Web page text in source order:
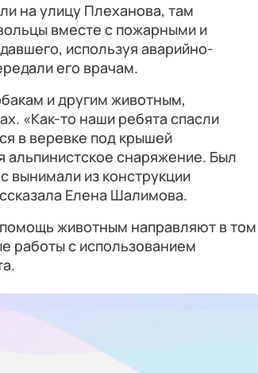
на улицу Плеханова, там
вместе с пожарными и
используя аварийно-
его врачам.
и другим животным,
«Как-то наши ребята спасли
в веревке под крышей
альпинистское снаряжение. Был
вынимали из конструкции
Елена Шалимова.
животным направляют в том
работы с использованием